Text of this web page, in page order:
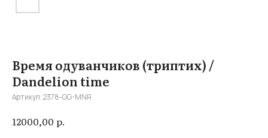
Время одуванчиков (триптих) /
Dandelion time
Артикул:2378-GG-MNR
12000,00 р.